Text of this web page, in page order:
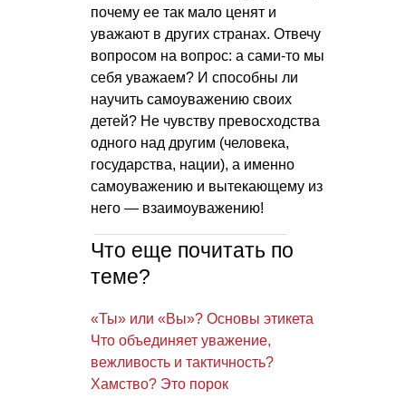
почему ее так мало ценят и
уважают в других странах. Отвечу
вопросом на вопрос: а сами-то мы
себя уважаем? И способны ли
научить самоуважению своих
детей? Не чувству превосходства
одного над другим (человека,
государства, нации), а именно
самоуважению и вытекающему из
него — взаимоуважению!
Что еще почитать по
теме?
«Ты» или «Вы»? Основы этикета
Что объединяет уважение,
вежливость и тактичность?
Хамство? Это порок